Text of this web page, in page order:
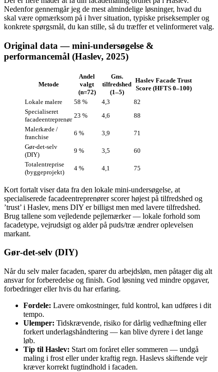
Nedenfor gennemgår jeg de mest almindelige løsninger, hvad du
skal være opmærksom på i hver situation, typiske priseksempler og
konkrete spørgsmål, du kan stille, så du træffer et velinformeret valg.
Original data — mini‑undersøgelse &
performancemål (Haslev, 2025)
Metode
Andel
valgt
(n=72)
Gns.
tilfredshed
(1–5)
Haslev Facade Trust
Score (HFTS 0–100)
Lokale malere
58 % 4,3
82
Specialiseret
facadeentreprenør
23 % 4,6
88
Malerkæde /
franchise
6 % 3,9
71
Gør‑det‑selv
(DIY)
9 % 3,5
60
Totalentreprise
(byggeprojekt)
4 % 4,1 75
Kort fortalt viser data fra den lokale mini‑undersøgelse, at
specialiserede facadeentreprenører scorer højest på tilfredshed og
’trust’ i Haslev, mens DIY er billigst men med lavere tilfredshed.
Brug tallene som vejledende pejlemærker — lokale forhold som
facadetype, vejrudsigt og alder på puds/træ ændrer oplevelsen
markant.
Gør‑det‑selv (DIY)
Når du selv maler facaden, sparer du arbejdsløn, men påtager dig alt
ansvar for forberedelse og finish. God løsning ved mindre opgaver,
forbedringer eller hvis du har erfaring.
Fordele: Lavere omkostninger, fuld kontrol, kan udføres i dit
tempo.
Ulemper: Tidskrævende, risiko for dårlig vedhæftning eller
forkert underlagshåndtering — kan blive dyrere i det lange
løb.
Tip til Haslev: Start om foråret eller sommeren — undgå
maling i frost eller under kraftig regn. Haslevs skiftende vejr
kræver korrekt fugtindhold i facaden.